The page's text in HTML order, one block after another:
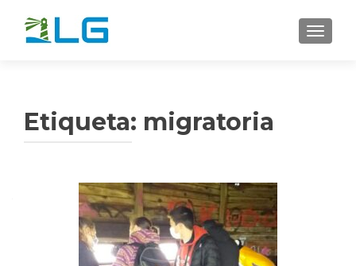
Etiqueta: migratoria